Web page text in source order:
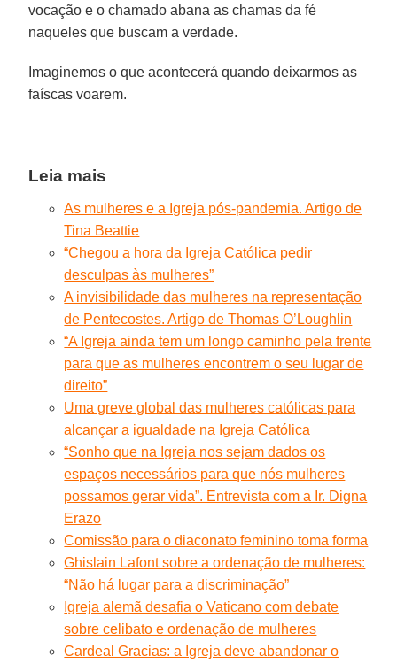
vocação e o chamado abana as chamas da fé
naqueles que buscam a verdade.
Imaginemos o que acontecerá quando deixarmos as
faíscas voarem.
Leia mais
As mulheres e a Igreja pós-pandemia. Artigo de
Tina Beattie
“Chegou a hora da Igreja Católica pedir
desculpas às mulheres”
A invisibilidade das mulheres na representação
de Pentecostes. Artigo de Thomas O’Loughlin
“A Igreja ainda tem um longo caminho pela frente
para que as mulheres encontrem o seu lugar de
direito”
Uma greve global das mulheres católicas para
alcançar a igualdade na Igreja Católica
“Sonho que na Igreja nos sejam dados os
espaços necessários para que nós mulheres
possamos gerar vida”. Entrevista com a Ir. Digna
Erazo
Comissão para o diaconato feminino toma forma
Ghislain Lafont sobre a ordenação de mulheres:
“Não há lugar para a discriminação”
Igreja alemã desafia o Vaticano com debate
sobre celibato e ordenação de mulheres
Cardeal Gracias: a Igreja deve abandonar o